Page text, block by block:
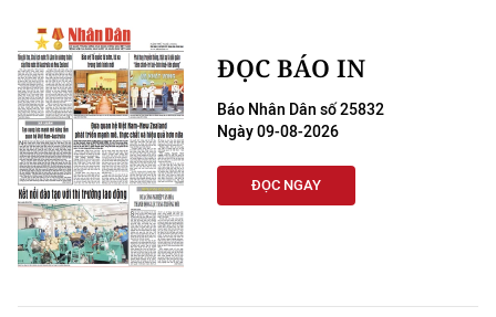
Đồng bằng sông Cửu Long
Chuyên trang Hà Nội
Chuyên trang TP. Hồ Chí Minh
CHUYÊN ĐỀ
CÁC CHUYÊN TRANG
ĐỌC BÁO IN
Báo Nhân Dân số 25832
Ngày 09-08-2026
ĐỌC NGAY